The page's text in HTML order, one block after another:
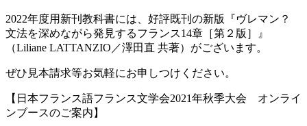
2022年度用新刊教科書には、好評既刊の新版『ヴレマン？
文法を深めながら発見するフランス14章［第２版］』
（Liliane LATTANZIO ／澤田直 共著）がございます。
ぜひ見本請求等お気軽にお申しつけください。
【日本フランス語フランス文学会2021年秋季大会 オンライ
ンブースのご案内】